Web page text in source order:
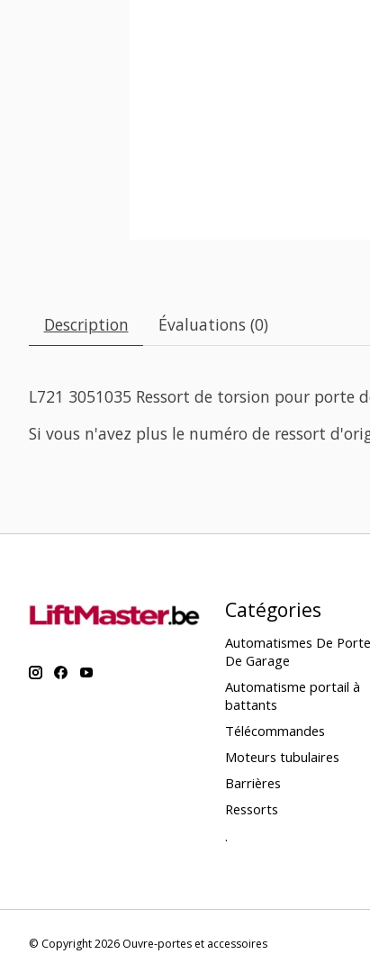
Description Évaluations (0)
L721 3051035 Ressort de torsion pour porte
Si vous n'avez plus le numéro de ressort
Catégories
Automatismes De
De Garage
Automatisme portail à
battants
Télécommandes
Moteurs tubulaires
Barrières
Ressorts
.
© Copyright 2026 Ouvre-portes et accessoires